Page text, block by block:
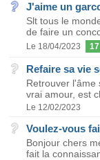
J'aime un
Slt tous le
de faire un
Le 18/04/2023 17
Refaire sa vie
Retrouver
vrai amour, est
Le 12/02/2023
Voulez-vous
Bonjour chers
fait la